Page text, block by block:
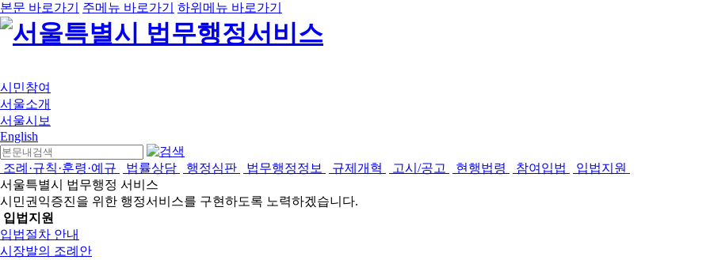
본문 바로가기 주메뉴 바로가기 하위메뉴 바로가기
시민참여
서울소개
서울시보
English
조례·규칙·훈령·예규 법률상담 행정심판 법무행정정보 규제개혁 고시/공고 현행법령 참여입법
입법지원
서울특별시 법무행정 서비스
시민권익증진을 위한 행정서비스를 구현하도록 노력하겠습니다.
입법지원
입법절차 안내
시장발의 조례안